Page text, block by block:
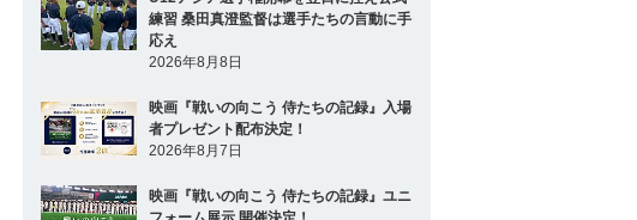
練習 桑田真澄監督は選手たちの言動に手
応え
2026年8月8日
映画『戦いの向こう 侍たちの記録』入場
者プレゼント配布決定！
2026年8月7日
映画『戦いの向こう 侍たちの記録』ユニ